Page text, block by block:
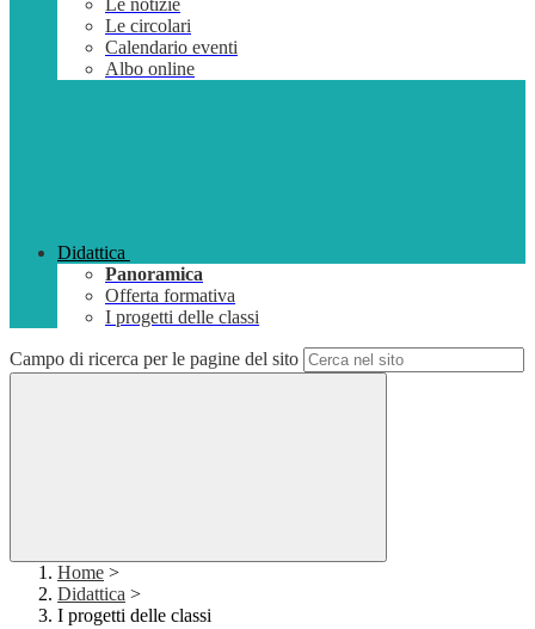
Le notizie
Le circolari
Calendario eventi
Albo online
Didattica
Panoramica
Offerta formativa
I progetti delle classi
Campo di ricerca per le pagine del sito
Home >
Didattica >
I progetti delle classi